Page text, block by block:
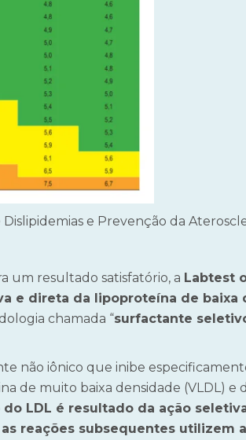
e Prevenção da
um resultado satisfatório, a Labtest
e direta da lipoproteína de baixa
chamada “surfactante
não iônico que inibe
de muito baixa densidade (VLDL) e
LDL é resultado da ação
reações subsequentes utilizem